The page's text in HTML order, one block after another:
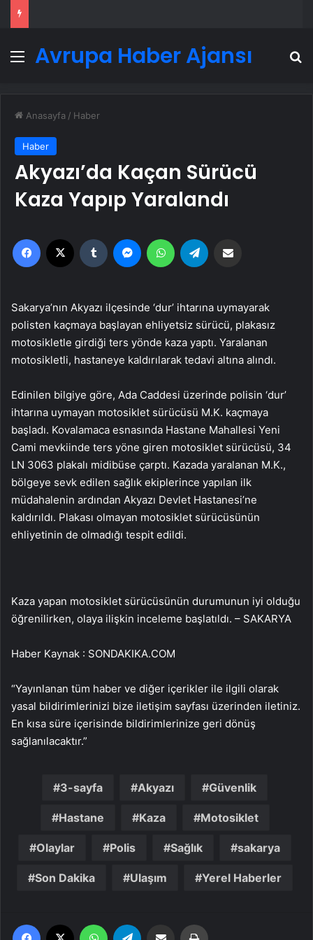
Menü
Avrupa Haber Ajansı
Anasayfa / Haber
Haber
Akyazı’da Kaçan Sürücü
Kaza Yapıp Yaralandı
Facebook Tumblr MessengerWhatsApp
Sakarya’nın Akyazı ilçesinde ‘dur’ ihtarına uymayarak
polisten kaçmaya başlayan ehliyetsiz sürücü, plakasız
motosikletle girdiği ters yönde kaza yaptı. Yaralanan
motosikletli, hastaneye kaldırılarak tedavi altına alındı.
Edinilen bilgiye göre, Ada Caddesi üzerinde polisin ‘dur’
ihtarına uymayan motosiklet sürücüsü M.K. kaçmaya
başladı. Kovalamaca esnasında Hastane Mahallesi Yeni
Cami mevkiinde ters yöne giren motosiklet sürücüsü, 34
LN 3063 plakalı midibüse çarptı. Kazada yaralanan M.K.,
bölgeye sevk edilen sağlık ekiplerince yapılan ilk
müdahalenin ardından Akyazı Devlet Hastanesi’ne
kaldırıldı. Plakası olmayan motosiklet sürücüsünün
ehliyetinin de olmadığı tespit edildi.
Kaza yapan motosiklet sürücüsünün durumunun iyi olduğu
öğrenilirken, olaya ilişkin inceleme başlatıldı. – SAKARYA
Haber Kaynak : SONDAKIKA.COM
“Yayınlanan tüm haber ve diğer içerikler ile ilgili olarak
yasal bildirimlerinizi bize iletişim sayfası üzerinden iletiniz.
En kısa süre içerisinde bildirimlerinize geri dönüş
sağlanılacaktır.”
3-sayfa Akyazı Güvenlik
Hastane Kaza Motosiklet
Olaylar Polis Sağlık sakarya
Son Dakika Ulaşım Yerel Haberler
Facebook WhatsApp Email'den paylaş